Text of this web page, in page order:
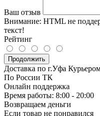
Ваш отзыв
Внимание: HTML не
текст!
Рейтинг
Продолжить
Доставка по г.Уфа
По России ТК
Онлайн поддержка
Время работы: 8:00 - 20:00
Возвращаем деньги
Если товар не понравился